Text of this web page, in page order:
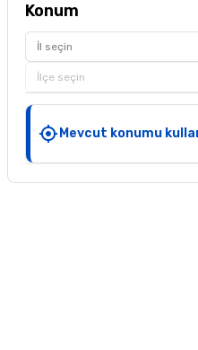
Konum
İl seçin
İlçe seçin
Mevcut konumu